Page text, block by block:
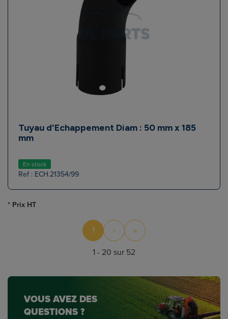
Tuyau d'Echappement Diam : 50 mm x 185
mm
En stock
Ref : ECH.21354/99
* Prix HT
1 ›
»
1 - 20 sur 52
VOUS AVEZ DES
QUESTIONS ?